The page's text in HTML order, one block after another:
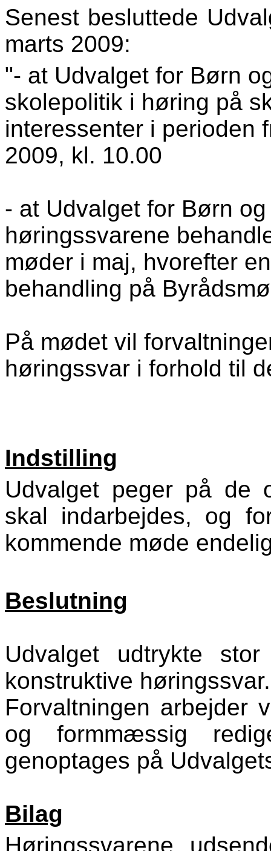
Senest besluttede
marts 2009:
"- at Udvalget for Børn
skolepolitik i høring på
interessenter i perioden
2009, kl. 10.00
- at Udvalget for Børn
høringssvarene
møder i maj, hvorefter
behandling på
På mødet vil
høringssvar i forhold til
Indstilling
Udvalget peger på de
skal indarbejdes, og
kommende møde
Beslutning
Udvalget udtrykte
konstruktive høringssvar.
Forvaltningen arbejder
og formmæssig
genoptages på
Bilag
Høringssvarene